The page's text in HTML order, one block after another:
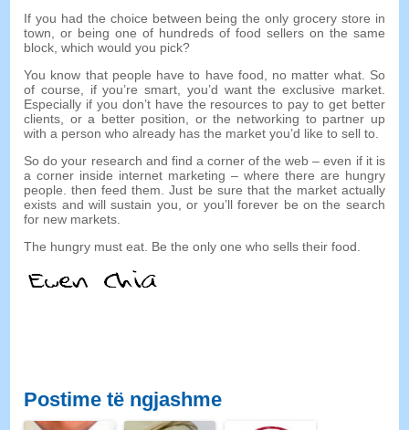
If you had the choice between being the only grocery store in
town,or being one of hundreds of food sellers on the same
block,which would you pick?
You know that people have to have food, no matter what. So
of course, if you’re smart, you’d want the exclusive market.
Especially if you don’t have the resources to pay to get better
clients, or a better position, or the networking to partner up
with a person who already has the market you’d like to sell to.
So do your research and find a corner of the web –even if it is
a corner inside internet marketing – where there are hungry
people.then feed them.Just be sure that the market actually
exists and will sustain you,or you’ll forever be on the search
for new markets.
The hungry must eat. Be the only one who sells their food.
Postime të ngjashme